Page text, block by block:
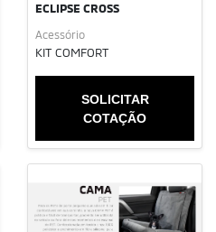
ECLIPSE CROSS
Acessório
KIT COMFORT
SOLICITAR
COTAÇÃO